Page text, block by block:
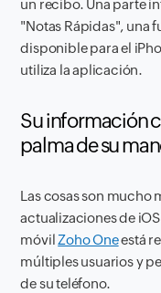
un recibo. Una parte
"Notas Rápidas", una
disponible para el
utiliza la aplicación.
Su información
palma de su
Las cosas son mucho
actualizaciones de
móvil Zoho Oneestá
múltiples usuarios y
de su teléfono.